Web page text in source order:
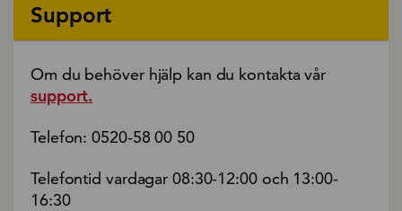
Support
Om du behöver hjälp kan du kontakta vår
support.
Telefon: 0520-58 00 50
Telefontid vardagar 08:30-12:00 och 13:00-
16:30